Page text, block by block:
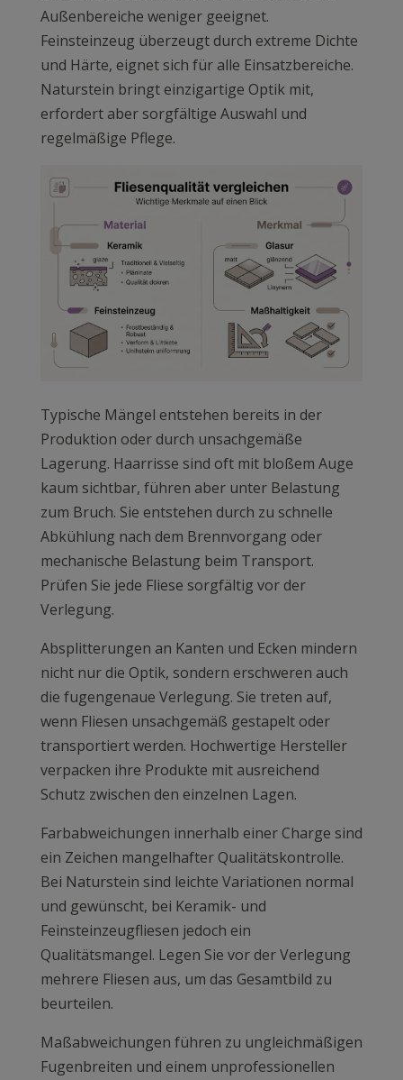
Außenbereiche weniger geeignet.
Feinsteinzeug überzeugt durch extreme Dichte
und Härte, eignet sich für alle Einsatzbereiche.
Naturstein bringt einzigartige Optik mit,
erfordert aber sorgfältige Auswahl und
regelmäßige Pflege.
Typische Mängel entstehen bereits in der
Produktion oder durch unsachgemäße
Lagerung. Haarrisse sind oft mit bloßem Auge
kaum sichtbar, führen aber unter Belastung
zum Bruch. Sie entstehen durch zu schnelle
Abkühlung nach dem Brennvorgang oder
mechanische Belastung beim Transport.
Prüfen Sie jede Fliese sorgfältig vor der
Verlegung.
Absplitterungen an Kanten und Ecken mindern
nicht nur die Optik, sondern erschweren auch
die fugengenaue Verlegung. Sie treten auf,
wenn Fliesen unsachgemäß gestapelt oder
transportiert werden. Hochwertige Hersteller
verpacken ihre Produkte mit ausreichend
Schutz zwischen den einzelnen Lagen.
Farbabweichungen innerhalb einer Charge sind
ein Zeichen mangelhafter Qualitätskontrolle.
Bei Naturstein sind leichte Variationen normal
und gewünscht, bei Keramik- und
Feinsteinzeugfliesen jedoch ein
Qualitätsmangel. Legen Sie vor der Verlegung
mehrere Fliesen aus, um das Gesamtbild zu
beurteilen.
Maßabweichungen führen zu ungleichmäßigen
Fugenbreiten und einem unprofessionellen